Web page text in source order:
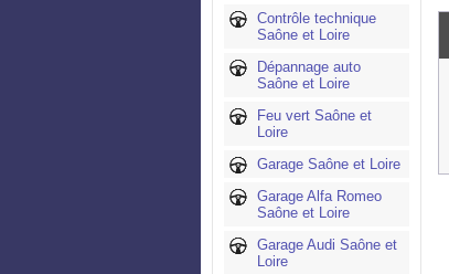
Contrôle technique
Saône et Loire
Dépannage auto
Saône et Loire
Feu vert Saône et
Loire
Garage Saône et Loire
Garage Alfa Romeo
Saône et Loire
Garage Audi Saône et
Loire